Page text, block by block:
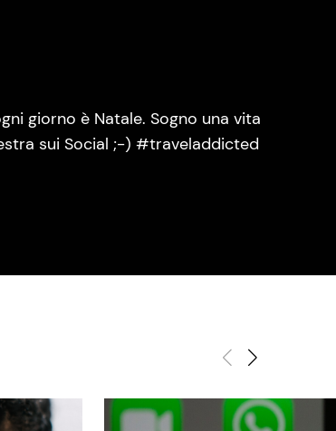
giorno è Natale. Sogno una vita
sui Social ;-) #traveladdicted